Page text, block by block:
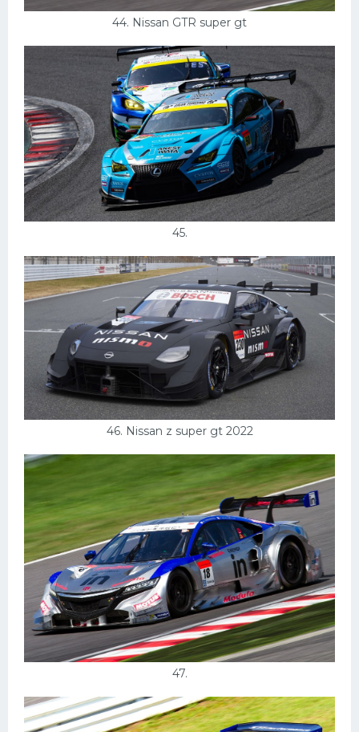
44. Nissan GTR super gt
45.
46. Nissan z super gt 2022
47.